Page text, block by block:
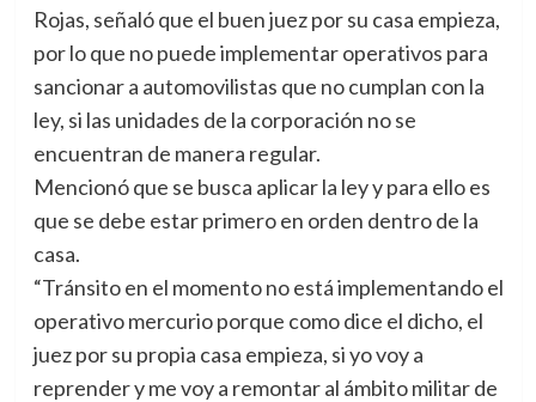
Rojas, señaló que el buen juez por su casa empieza,
por lo que no puede implementar operativos para
sancionar a automovilistas que no cumplan con la
ley, si las unidades de la corporación no se
encuentran de manera regular.
Mencionó que se busca aplicar la ley y para ello es
que se debe estar primero en orden dentro de la
casa.
“Tránsito en el momento no está implementando el
operativo mercurio porque como dice el dicho, el
juez por su propia casa empieza, si yo voy a
reprender y me voy a remontar al ámbito militar de